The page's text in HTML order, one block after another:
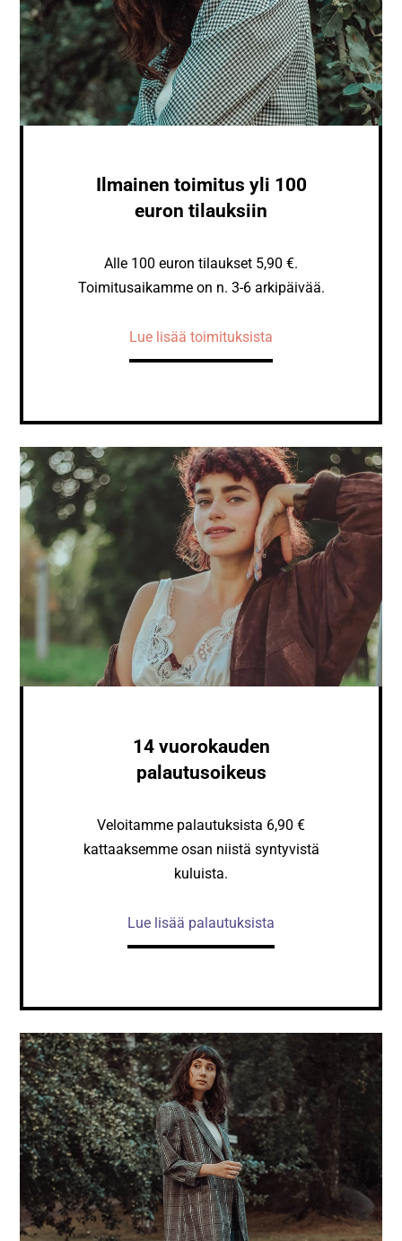
Ilmainen toimitus yli 100
euron tilauksiin
Alle 100 euron tilaukset 5,90 €.
Toimitusaikamme on n. 3-6 arkipäivää.
Lue lisää toimituksista
14 vuorokauden
palautusoikeus
Veloitamme palautuksista 6,90 €
kattaaksemme osan niistä syntyvistä
kuluista.
Lue lisää palautuksista